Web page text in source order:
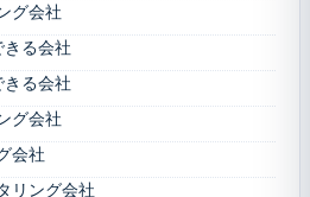
グ会社
る会社
る会社
グ会社
会社
リング会社